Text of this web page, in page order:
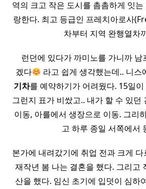
역의 크고 작은 도시를 촘촘하게 잇
랑한다. 최고 등급인 프레치아로사
차부터 지역 완행열차
런던에 있다가 까미노를 가니까
겠다
라고 쉽게 생각했는데.. 니스
기차를 예약하기가 어려웠다. 15일
그런지 표가 비쌌고.. 내가 할 수 있던
이동, 아를에서 생장으로 이동. 그리
고 하루 종일 서쪽에서
본가에 내려갔기에 취업 전과 크게
재작년 봄 나는 결혼을 했다. 그리고
산을 했다. 임신 초기에 입덧이 심하